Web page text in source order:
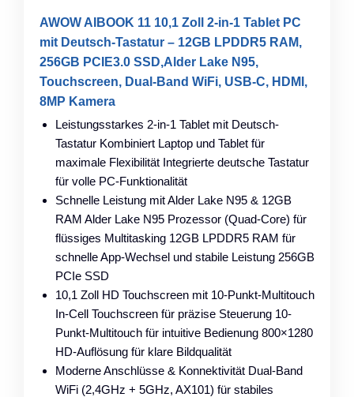
AWOW AIBOOK 11 10,1 Zoll 2-in-1 Tablet PC
mit Deutsch-Tastatur – 12GB LPDDR5 RAM,
256GB PCIE3.0 SSD,Alder Lake N95,
Touchscreen, Dual-Band WiFi, USB-C, HDMI,
8MP Kamera
Leistungsstarkes 2-in-1 Tablet mit Deutsch-
Tastatur Kombiniert Laptop und Tablet für
maximale Flexibilität Integrierte deutsche Tastatur
für volle PC-Funktionalität
Schnelle Leistung mit Alder Lake N95 & 12GB
RAM Alder Lake N95 Prozessor (Quad-Core) für
flüssiges Multitasking 12GB LPDDR5 RAM für
schnelle App-Wechsel und stabile Leistung 256GB
PCIe SSD
10,1 Zoll HD Touchscreen mit 10-Punkt-Multitouch
In-Cell Touchscreen für präzise Steuerung 10-
Punkt-Multitouch für intuitive Bedienung 800×1280
HD-Auflösung für klare Bildqualität
Moderne Anschlüsse & Konnektivität Dual-Band
WiFi (2,4GHz + 5GHz, AX101) für stabiles